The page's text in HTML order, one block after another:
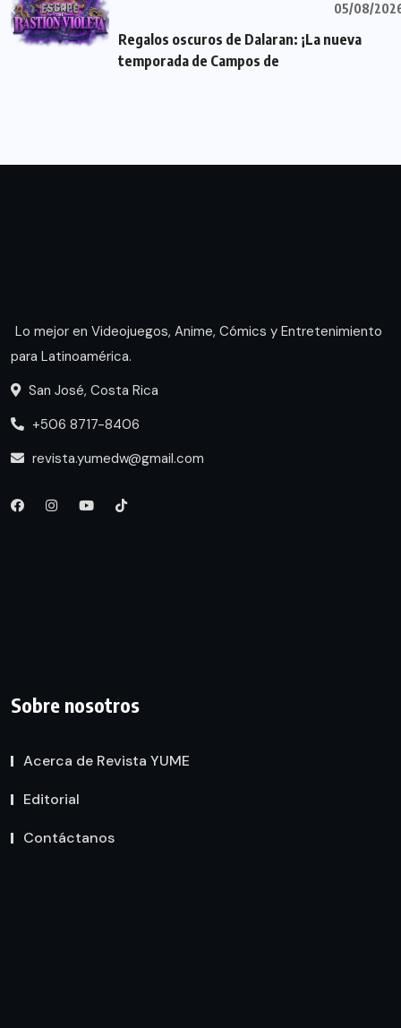
05/08/
Regalos oscuros de Dalaran: ¡La nueva
temporada de Campos de
Lo mejor en Videojuegos, Anime, Cómics y Entretenimiento
para Latinoamérica.
San José, Costa Rica
+506 8717-8406
revista.yumedw@gmail.com
Sobre nosotros
Acerca de Revista YUME
Editorial
Contáctanos